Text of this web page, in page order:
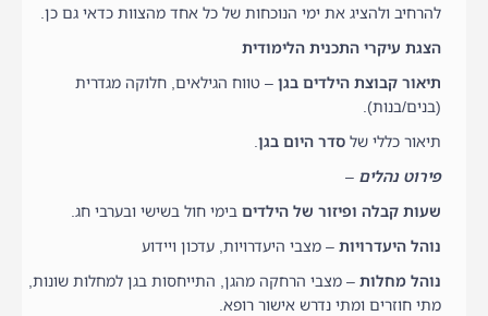
להרחיב ולהציג את ימי הנוכחות של כל אחד מהצוות כדאי גם כן.
הצגת עיקרי התכנית הלימודית
תיאור קבוצת הילדים בגן– טווח הגילאים, חלוקה מגדרית
(בנים/בנות).
תיאור כללי של סדר היום בגן.
פירוט נהלים–
שעות קבלה ופיזור של הילדים בימי חול בשישי ובערבי חג.
נוהל היעדרויות– מצבי היעדרויות, עדכון ויידוע
נוהל מחלות– מצבי הרחקה מהגן, התייחסות בגן למחלות שונות,
מתי חוזרים ומתי נדרש אישור רופא.